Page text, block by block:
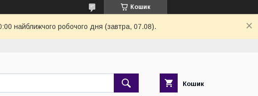
Кошик
найближчого робочого дня (завтра, 07.08).
Кошик